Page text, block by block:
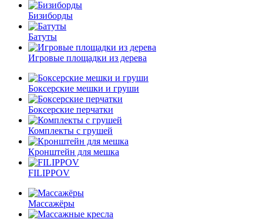
Бизиборды
Батуты
Игровые площадки из дерева
Боксерские мешки и груши
Боксерские перчатки
Комплекты с грушей
Кронштейн для мешка
FILIPPOV
Массажёры